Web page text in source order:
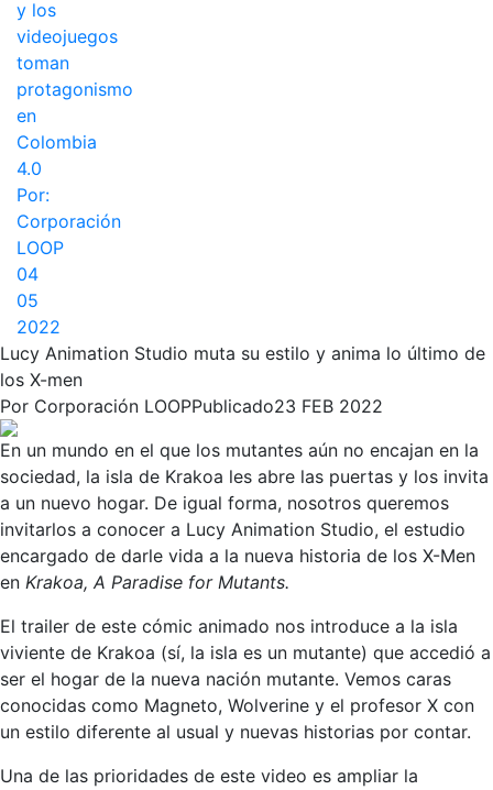
y los
videojuegos
toman
protagonismo
en
Colombia
4.0
Por:
Corporación
LOOP
04
05
2022
Lucy Animation Studio muta su estilo y anima lo último de
los X-men
Por Corporación LOOPPublicado23 FEB 2022
En un mundo en el que los mutantes aún no encajan en la
sociedad, la isla de Krakoa les abre las puertas y los invita
a un nuevo hogar. De igual forma, nosotros queremos
invitarlos a conocer a Lucy Animation Studio, el estudio
encargado de darle vida a la nueva historia de los X-Men
en Krakoa, A Paradise for Mutants.
El trailer de este cómic animado nos introduce a la isla
viviente de Krakoa (sí, la isla es un mutante) que accedió a
ser el hogar de la nueva nación mutante. Vemos caras
conocidas como Magneto, Wolverine y el profesor X con
un estilo diferente al usual y nuevas historias por contar.
Una de las prioridades de este video es ampliar la